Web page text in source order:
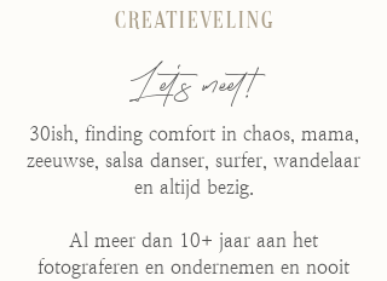
creatieveling
Let's meet!
30ish, finding comfort in chaos, mama,
zeeuwse, salsa danser, surfer, wandelaar
en altijd bezig.
Al meer dan 10+ jaar aan het
fotograferen en ondernemen en nooit